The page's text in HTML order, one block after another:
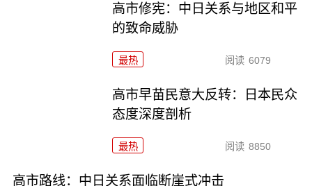
高市修宪：中日关系与地区和平
的致命威胁
最热 阅读 6079
高市早苗民意大反转：日本民众
态度深度剖析
最热 阅读 8850
高市路线：中日关系面临断崖式冲击